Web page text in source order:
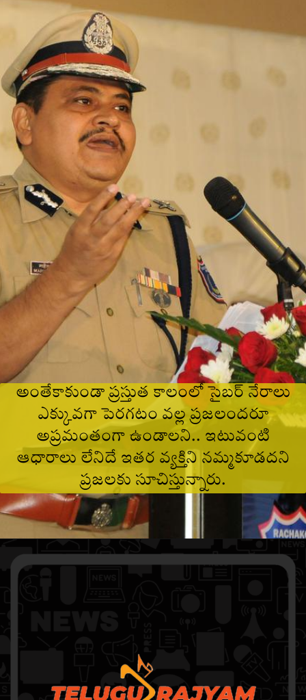
అంతేకాకుండా ప్రస్తుత కాలంలో సైబర్ నేరాలు
ఎక్కువగా పెరగటం వల్ల ప్రజలందరూ
అప్రమంతంగా ఉండాలని.. ఇటువంటి
ఆధారాలు లేనిదే ఇతర వ్యక్తిని నమ్మకూడదని
ప్రజలకు సూచిస్తున్నారు.